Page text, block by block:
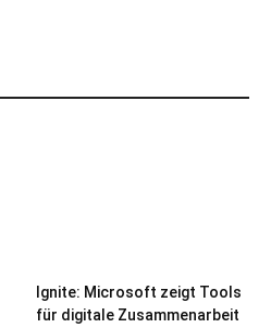
Ignite: Microsoft zeigt Tools
für digitale Zusammenarbeit